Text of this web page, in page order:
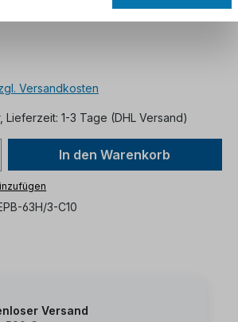
Versandkosten
1-3 Tage (DHL Versand)
In den Warenkorb
63H/3-C10
Versand